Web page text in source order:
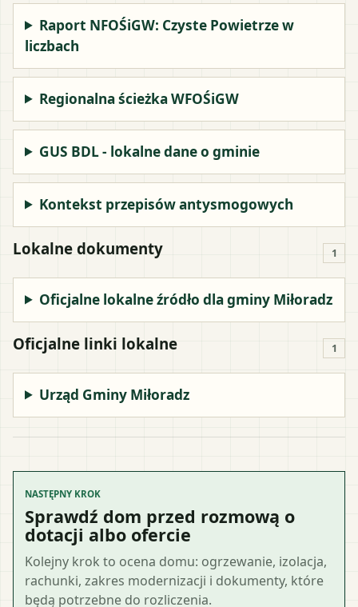
Raport NFOŚiGW: Czyste Powietrze w
liczbach
Regionalna ścieżka WFOŚiGW
GUS BDL - lokalne dane o gminie
Kontekst przepisów antysmogowych
Lokalne dokumenty 1
Oficjalne lokalne źródło dla gminy Miłoradz
Oficjalne linki lokalne 1
Urząd Gminy Miłoradz
NASTĘPNY KROK
Sprawdź dom przed rozmową o
dotacji albo ofercie
Kolejny krok to ocena domu: ogrzewanie, izolacja,
rachunki, zakres modernizacji i dokumenty, które
będą potrzebne do rozliczenia.